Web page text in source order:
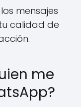
mensajes
calidad de
me